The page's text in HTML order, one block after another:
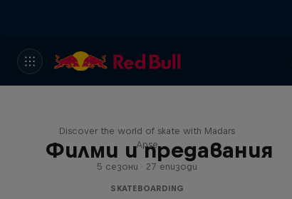
Филми и предавания
Discover the world of skate with Madars
Apse
5 сезони · 27 епизоди
SKATEBOARDING